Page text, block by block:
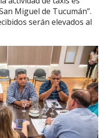
Miguel de Tucumán”.
serán elevados al